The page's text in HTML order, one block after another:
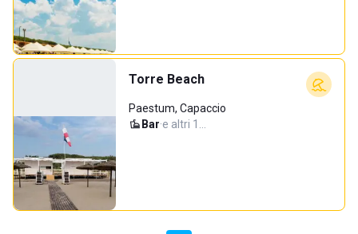
Torre Beach
Paestum, Capaccio
Bar·e altri 1…